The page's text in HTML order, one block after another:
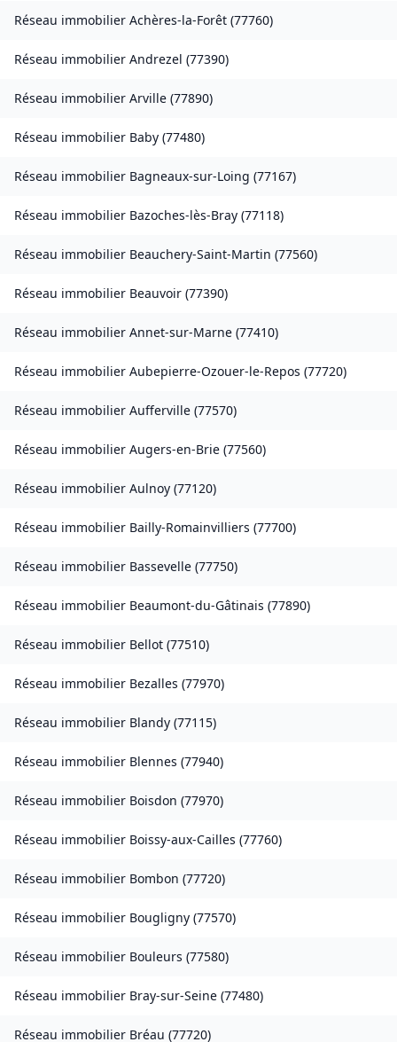
Réseau immobilier Achères-la-Forêt (77760)
Réseau immobilier Andrezel (77390)
Réseau immobilier Arville (77890)
Réseau immobilier Baby (77480)
Réseau immobilier Bagneaux-sur-Loing (77167)
Réseau immobilier Bazoches-lès-Bray (77118)
Réseau immobilier Beauchery-Saint-Martin (77560)
Réseau immobilier Beauvoir (77390)
Réseau immobilier Annet-sur-Marne (77410)
Réseau immobilier Aubepierre-Ozouer-le-Repos (77720)
Réseau immobilier Aufferville (77570)
Réseau immobilier Augers-en-Brie (77560)
Réseau immobilier Aulnoy (77120)
Réseau immobilier Bailly-Romainvilliers (77700)
Réseau immobilier Bassevelle (77750)
Réseau immobilier Beaumont-du-Gâtinais (77890)
Réseau immobilier Bellot (77510)
Réseau immobilier Bezalles (77970)
Réseau immobilier Blandy (77115)
Réseau immobilier Blennes (77940)
Réseau immobilier Boisdon (77970)
Réseau immobilier Boissy-aux-Cailles (77760)
Réseau immobilier Bombon (77720)
Réseau immobilier Bougligny (77570)
Réseau immobilier Bouleurs (77580)
Réseau immobilier Bray-sur-Seine (77480)
Réseau immobilier Bréau (77720)